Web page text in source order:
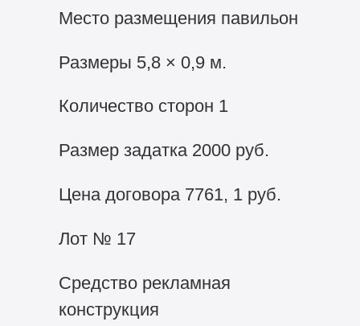
Место размещения павильон
Размеры 5,8 × 0,9 м.
Количество сторон 1
Размер задатка 2000 руб.
Цена договора 7761, 1 руб.
Лот № 17
Средство рекламная
конструкция